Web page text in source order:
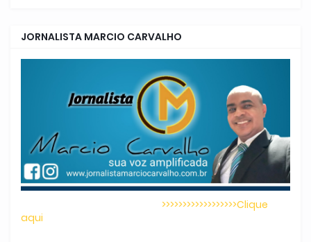
JORNALISTA MARCIO CARVALHO
>>>>>>>>>>>>>>>>>>Clique
aqui